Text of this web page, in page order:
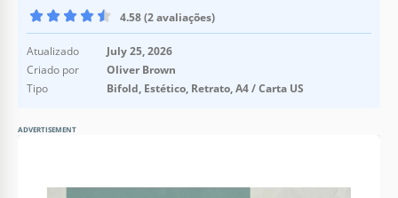
4.58 (2 avaliações)
Atualizado
July 25, 2026
Criado por
Oliver Brown
Tipo
Bifold, Estético, Retrato, A4 / Carta US
ADVERTISEMENT